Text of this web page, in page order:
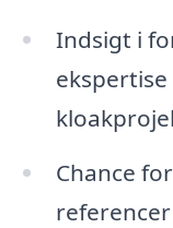
Indsigt i
Chance